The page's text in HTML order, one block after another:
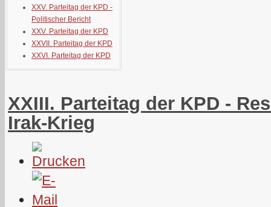
XXV. Parteitag der KPD -
Politischer Bericht
XXV. Parteitag der KPD
XXVII. Parteitag der KPD
XXVI. Parteitag der KPD
XXIII. Parteitag der KPD -
Irak-Krieg